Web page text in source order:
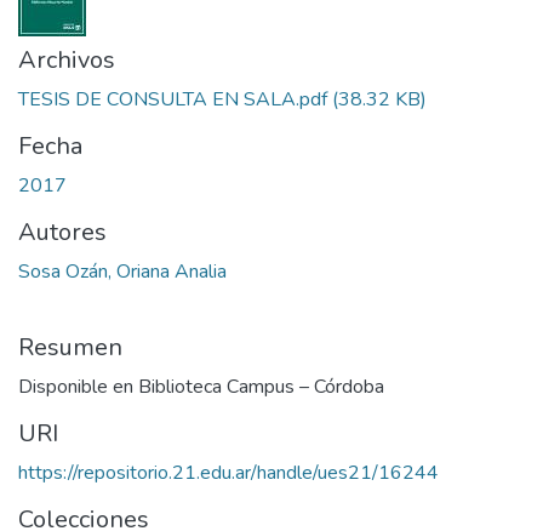
Archivos
TESIS DE CONSULTA EN SALA.pdf(38.32 KB)
Fecha
2017
Autores
Sosa Ozán, Oriana Analia
Resumen
Disponible en Biblioteca Campus – Córdoba
URI
https://repositorio.21.edu.ar/handle/ues21/16244
Colecciones